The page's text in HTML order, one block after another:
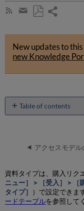
Subscribe
RSS
Share
by
email
as
PDF
New updates to
new Knowledge
Table of contents
No
アクセスモデル
資料タイプは、購入リク
ニュー］ > ［受入］ > ［
タイプ］
）で設定できま
ードテーブルを参照して